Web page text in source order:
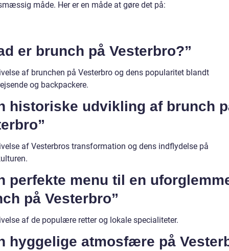
måde. Her er en måde at gøre det på:
er brunch på Vesterbro?”
af brunchen på Vesterbro og dens popularitet blandt
og backpackere.
historiske udvikling af brunch
af Vesterbros transformation og dens indflydelse på
perfekte menu til en
på Vesterbro”
af de populære retter og lokale specialiteter.
hyggelige atmosfære på